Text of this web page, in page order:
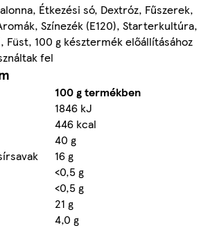
Étkezési só, Dextróz, Fűszerek,
Színezék (E120), Starterkultúra,
Füst, 100 g késztermék előállításához
fel
100 g termékben
1846 kJ
446 kcal
40 g
16 g
<0,5 g
<0,5 g
21 g
4,0 g